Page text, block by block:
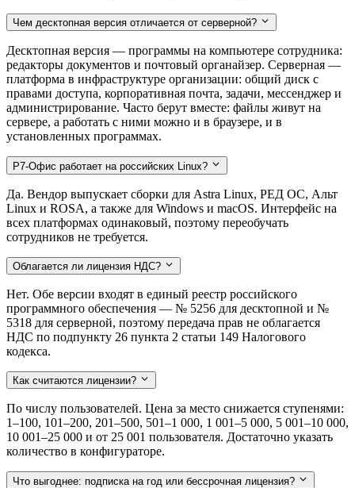
Чем десктопная версия отличается от серверной?
Десктопная версия — программы на компьютере сотрудника:
редакторы документов и почтовый органайзер. Серверная —
платформа в инфраструктуре организации: общий диск с
правами доступа, корпоративная почта, задачи, мессенджер и
администрирование. Часто берут вместе: файлы живут на
сервере, а работать с ними можно и в браузере, и в
установленных программах.
Р7-Офис работает на российских Linux?
Да. Вендор выпускает сборки для Astra Linux, РЕД ОС, Альт
Linux и ROSA, а также для Windows и macOS. Интерфейс на
всех платформах одинаковый, поэтому переобучать
сотрудников не требуется.
Облагается ли лицензия НДС?
Нет. Обе версии входят в единый реестр российского
программного обеспечения — № 5256 для десктопной и №
5318 для серверной, поэтому передача прав не облагается
НДС по подпункту 26 пункта 2 статьи 149 Налогового
кодекса.
Как считаются лицензии?
По числу пользователей. Цена за место снижается ступенями:
1–100, 101–200, 201–500, 501–1 000, 1 001–5 000, 5 001–10 000,
10 001–25 000 и от 25 001 пользователя. Достаточно указать
количество в конфигураторе.
Что выгоднее: подписка на год или бессрочная лицензия?